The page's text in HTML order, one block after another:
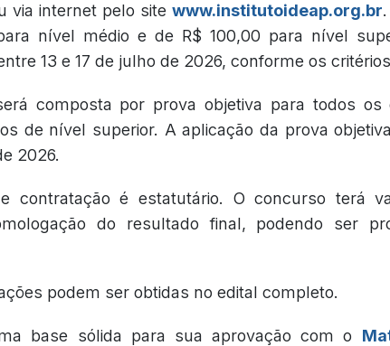
via internet pelo site www.institutoideap.org.br
nível médio e de R$ 100,00 para nível
13 e 17 de julho de 2026, conforme os
composta por prova objetiva para todos
de nível superior. A aplicação da prova
2026.
contratação é estatutário. O concurso terá
do resultado final, podendo ser
podem ser obtidas no edital completo.
base sólida para sua aprovação com o